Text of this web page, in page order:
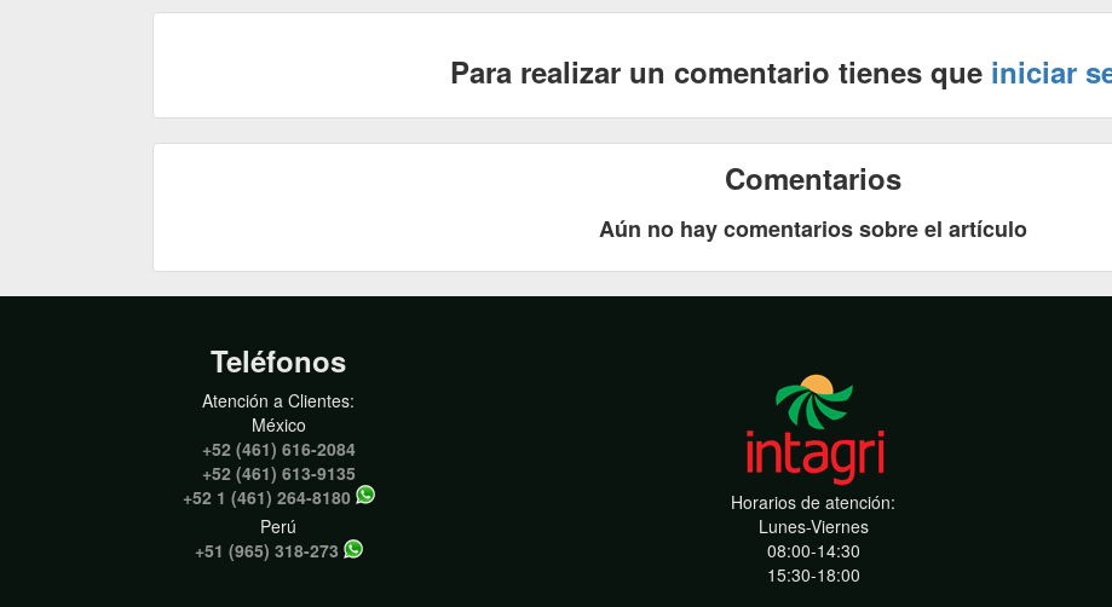
Para realizar un comentario tienes que iniciar
Comentarios
Aún no hay comentarios sobre el artículo
Teléfonos
Atención a Clientes:
México
+52 (461) 616-2084
+52 (461) 613-9135
+52 1 (461) 264-8180
Perú
+51 (965) 318-273
Horarios de atención:
Lunes-Viernes
08:00-14:30
15:30-18:00